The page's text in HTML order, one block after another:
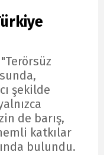
şekilde
de barış,
katkılar
bulundu.